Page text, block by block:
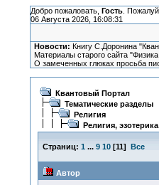
Добро пожаловать, Гость.
06 Августа 2026, 16:08:31
Новости: Книгу С.Доронина
Материалы старого сайта
О замеченных глюках просьба
Квантовый Портал
Тематические разделы
Религия
Религия,
Страниц: 1 ... 9 10[11] Все
Автор